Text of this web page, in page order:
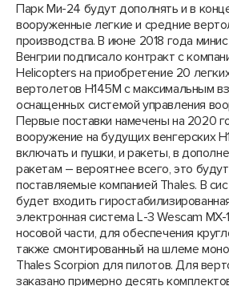
Парк Ми-24 будут дополнять и в
вооруженные легкие и средние
производства. В июне 2018 года
Венгрии подписало контракт с
Helicopters на приобретение 20
вертолетов H145M с максимальным
оснащенных системой управления
Первые поставки намечены на 2020
вооружение на будущих венгерских
включать и пушки, и ракеты, в
ракетам – вероятнее всего, это
поставляемые компанией Thales. В
будет входить
электронная система L-3 Wescam
носовой части, для обеспечения
также смонтированный на шлеме
Thales Scorpion для пилотов. Для
заказано примерно десять